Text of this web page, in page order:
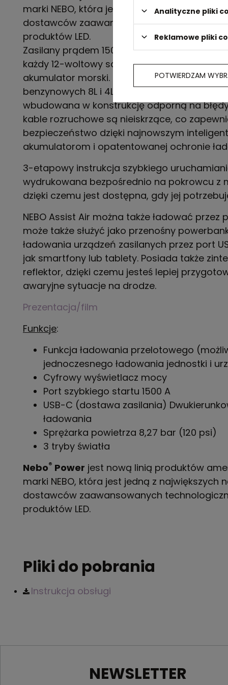
marki NEBO, która jest jedną z największych
dostawców zaawansowanych
produktów LED.
Zasilany prądem 1500 A, możesz z łatwością
każdy 12-woltowy samochód, SUV, 4x4, van
akumulator morski. Jest odpowiedni do
benzynowych 8L i 4L Diesel. Inteligentna
wbudowana w konstrukcję odporną na
kable rozruchowe są nieiskrzące, co
bezpieczeństwo dzięki najnowszym
akumulatorom i opatentowanej ochronie
3-etapowy instrukcja szybkiego
wydrukowana bezpośrednio na pokrowcu z
dzięki czemu jest dostępna, gdy jej
NEBO Assist Air można także ładować przez
może także służyć jako przenośny
ładowania urządzeń zasilanych przez port
jak smartfony lub tablety. Posiada także
reflektor, dzięki czemu jesteś lepiej
awaryjne sytuacje na drodze.
Prezentacja/film
Funkcje:
Funkcja ładowania przelotowego
jednoczesnego ładowania jednostki i
Cyfrowy wyświetlacz mocy
Port szybkiego startu 1500 A
USB-C (dostawa zasilania)
ładowania
Sprężarka powietrza 8,27 bar (120 psi)
3 tryby światła
Nebo® Power jest nową linią produktów
marki NEBO, która jest jedną z największych
dostawców zaawansowanych
produktów LED.
Pliki do pobrania
Instrukcja obsługi
NEWSLETTER
Analityczne pliki
Reklamowe pliki
POTWIERDZAM